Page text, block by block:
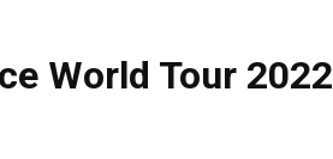
World Tour 2022